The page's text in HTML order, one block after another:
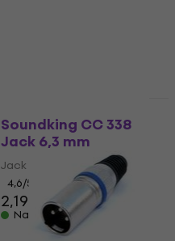
Soundking CC 338
Jack 6,3 mm
Jack 6,3 mm
4,6/5
2,19 €
Na stanju u skladištu